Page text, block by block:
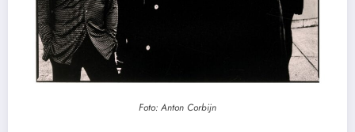
Foto: Anton Corbijn